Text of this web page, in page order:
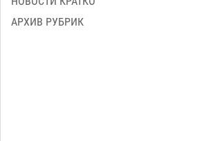
АРХИВ РУБРИК